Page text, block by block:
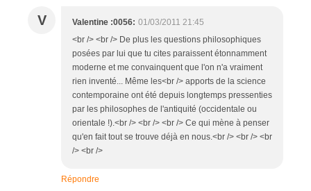
V Valentine :0056: 01/03/2011 21:45
<br /> <br /> De plus les questions philosophiques
posées par lui que tu cites paraissent étonnamment
moderne et me convainquent que l'on n'a vraiment
rien inventé... Même les<br /> apports de la science
contemporaine ont été depuis longtemps pressenties
par les philosophes de l'antiquité (occidentale ou
orientale !).<br /> <br /> <br /> Ce qui mène à penser
qu'en fait tout se trouve déjà en nous.<br /> <br /> <br
/> <br />
Répondre